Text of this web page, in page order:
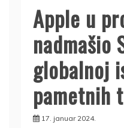
Apple u
nadmašio
globalnoj
pametnih
17. januar 2024.